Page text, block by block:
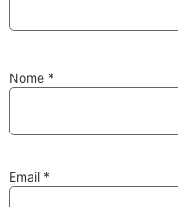
Nome *
Email *